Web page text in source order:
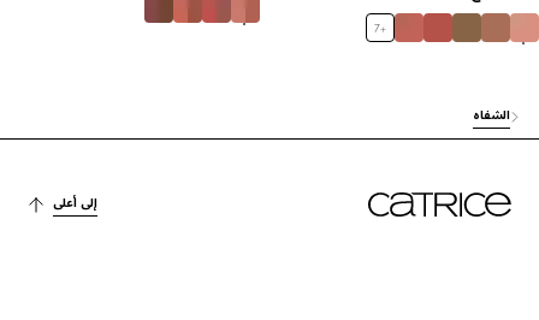
+
7
الشفاه
إلى أعلى